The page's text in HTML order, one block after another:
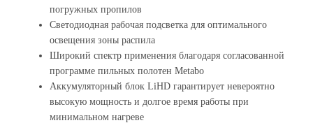
погружных пропилов
Светодиодная рабочая подсветка для оптимального
освещения зоны распила
Широкий спектр применения благодаря согласованной
программе пильных полотен Metabo
Аккумуляторный блок LiHD гарантирует невероятно
высокую мощность и долгое время работы при
минимальном нагреве